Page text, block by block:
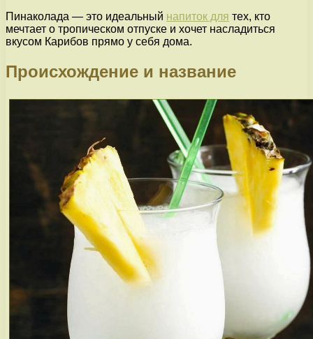
Пинаколада — это идеальный напиток для тех, кто
мечтает о тропическом отпуске и хочет насладиться
вкусом Карибов прямо у себя дома.
Происхождение и название